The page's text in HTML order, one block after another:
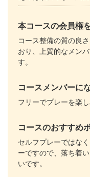
本コースの会員権
コース整備の質の良
おり、上質的なメン
す。
コースメンバーに
フリーでプレーを楽し
コースのおすすめ
セルフプレーではな
ーですので、落ち着
いです。